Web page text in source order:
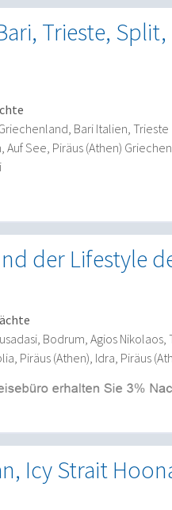
Trieste, Split,
Bari Italien, Trieste
See, Piräus (Athen)
der Lifestyle
Bodrum, Agios Nikolaos,
Piräus (Athen), Idra, Piräus
Icy Strait